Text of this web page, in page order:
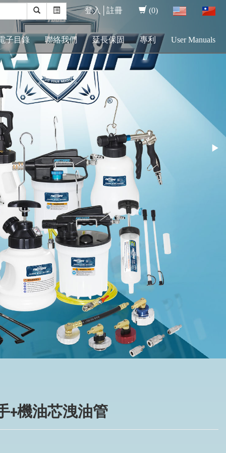
登入│註冊 (0)
子目錄 聯絡我們 延長保固 專利 User Manuals
+機油芯洩油管